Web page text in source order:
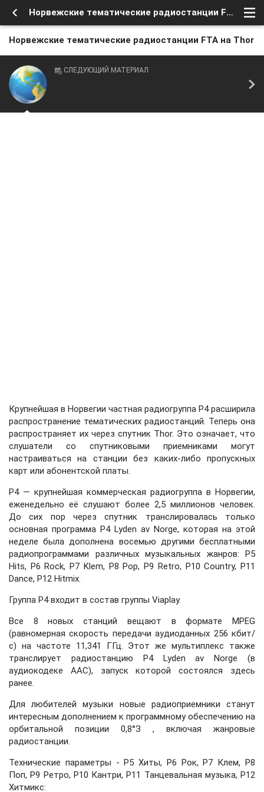
Норвежские тематические радиостанции FTA на Thor
Норвежские тематические радиостанции FTA на Thor
СЛЕДУЮЩИЙ МАТЕРИАЛ
Крупнейшая в Норвегии частная радиогруппа P4 расширила
распространение тематических радиостанций. Теперь она
распространяет их через спутник Thor. Это означает, что
слушатели со спутниковыми приемниками могут
настраиваться на станции без каких-либо пропускных
карт или абонентской платы.
P4 — крупнейшая коммерческая радиогруппа в Норвегии,
еженедельно её слушают более 2,5 миллионов человек.
До сих пор через спутник транслировалась только
основная программа P4 Lyden av Norge, которая на этой
неделе была дополнена восемью другими бесплатными
радиопрограммами различных музыкальных жанров: P5
Hits, P6 Rock, P7 Klem, P8 Pop, P9 Retro, P10 Country, P11
Dance, P12 Hitmix.
Группа P4 входит в состав группы Viaplay.
Все 8 новых станций вещают в формате MPEG
(равномерная скорость передачи аудиоданных 256 кбит/
с) на частоте 11,341 ГГц. Этот же мультиплекс также
транслирует радиостанцию ​​P4 Lyden av Norge (в
аудиокодеке AAC), запуск которой состоялся здесь
ранее.
Для любителей музыки новые радиоприемники станут
интересным дополнением к программному обеспечению на
орбитальной позиции 0,8°З , включая жанровые
радиостанции.
Технические параметры - P5 Хиты, P6 Рок, P7 Клем, P8
Поп, P9 Ретро, ​​P10 Кантри, P11 Танцевальная музыка, P12
Хитмикс: